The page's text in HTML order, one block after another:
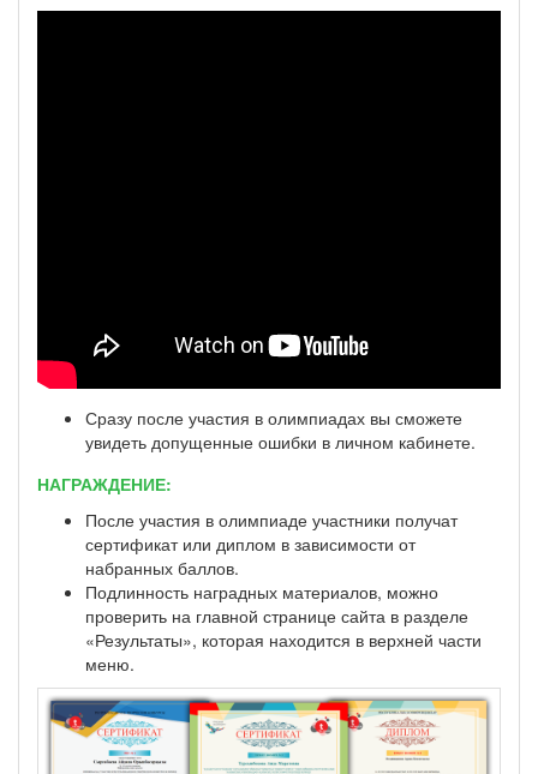
Сразу после участия в олимпиадах вы сможете
увидеть допущенные ошибки в личном кабинете.
НАГРАЖДЕНИЕ:
После участия в олимпиаде участники получат
сертификат или диплом в зависимости от
набранных баллов.
Подлинность наградных материалов, можно
проверить на главной странице сайта в разделе
«Результаты», которая находится в верхней части
меню.